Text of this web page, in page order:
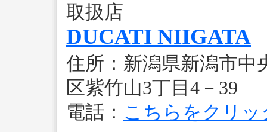
取扱店
DUCATI NIIGATA
住所：新潟県新潟市中
区紫竹山3丁目4－39
電話： こちらをクリッ